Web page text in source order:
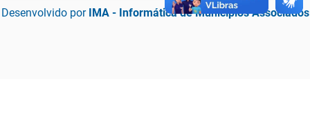
Desenvolvido por IMA - Informática de Municípios Associados